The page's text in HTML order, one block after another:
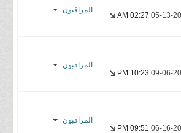
05-13-
02:27 AM
المراقبون
sensei
09-06-
10:23 PM
المراقبون
YasseR-
06-16-
09:51 PM
المراقبون